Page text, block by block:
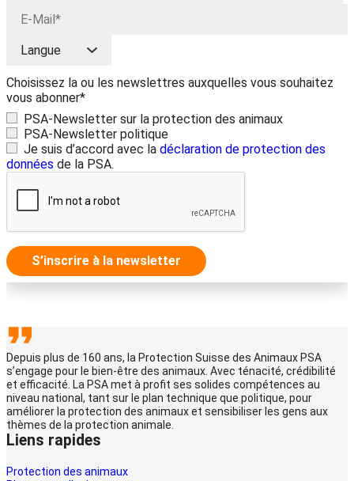
Choisissez la ou les newslettres auxquelles vous souhaitez
vous abonner*
PSA-Newsletter sur la protection des animaux
PSA-Newsletter politique
Je suis d’accord avec la déclaration de protection des
données de la PSA.
S’inscrire à la newsletter
Depuis plus de 160 ans, la Protection Suisse des Animaux PSA
s’engage pour le bien-être des animaux. Avec ténacité, crédibilité
et efficacité. La PSA met à profit ses solides compétences au
niveau national, tant sur le plan technique que politique, pour
améliorer la protection des animaux et sensibiliser les gens aux
thèmes de la protection animale.
Liens rapides
Protection des animaux